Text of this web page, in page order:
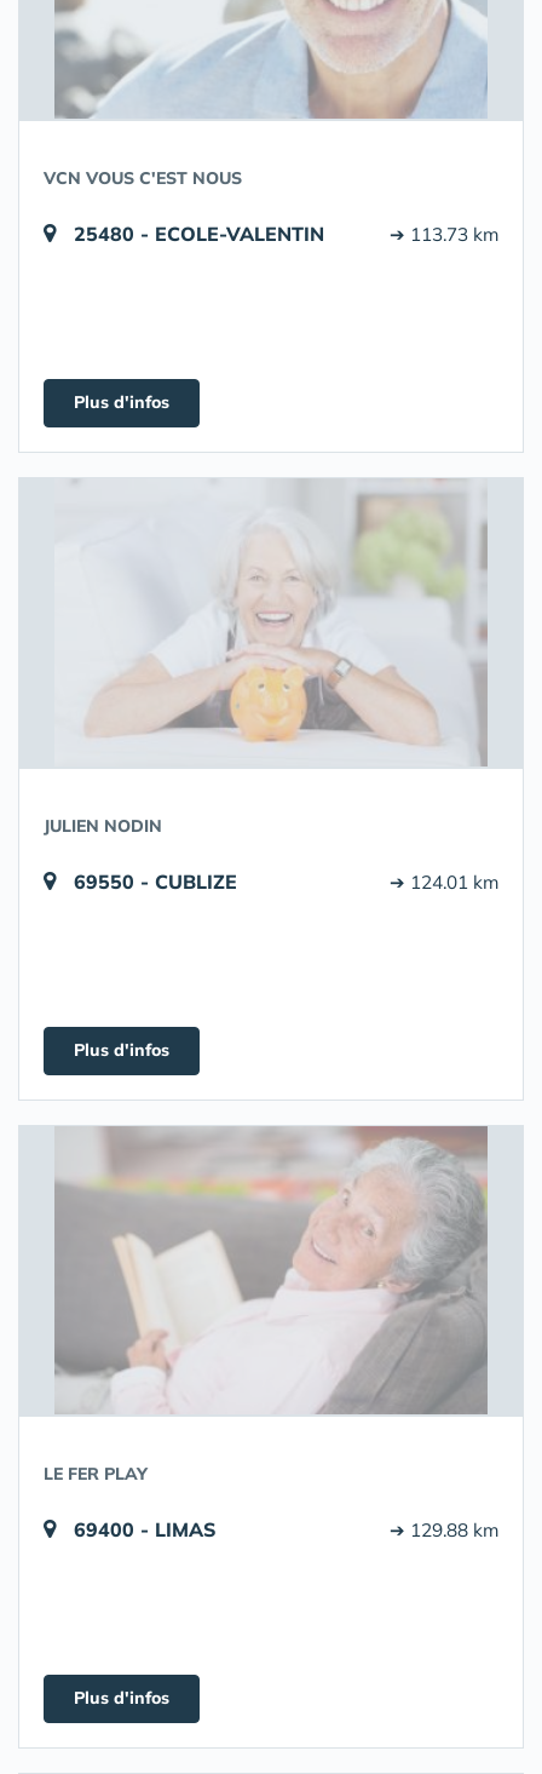
VCN VOUS C'EST NOUS
25480 - ECOLE-VALENTIN ➔ 113.73 km
Plus d'infos
JULIEN NODIN
69550 - CUBLIZE ➔ 124.01 km
Plus d'infos
LE FER PLAY
69400 - LIMAS ➔ 129.88 km
Plus d'infos